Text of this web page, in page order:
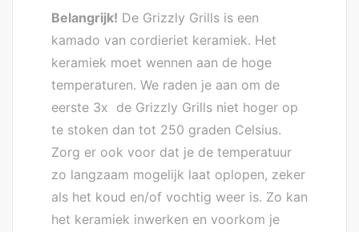
Belangrijk! De Grizzly Grills is een
kamado van cordieriet keramiek. Het
keramiek moet wennen aan de hoge
temperaturen. We raden je aan om de
eerste 3x de Grizzly Grills niet hoger op
te stoken dan tot 250 graden Celsius.
Zorg er ook voor dat je de temperatuur
zo langzaam mogelijk laat oplopen, zeker
als het koud en/of vochtig weer is. Zo kan
het keramiek inwerken en voorkom je